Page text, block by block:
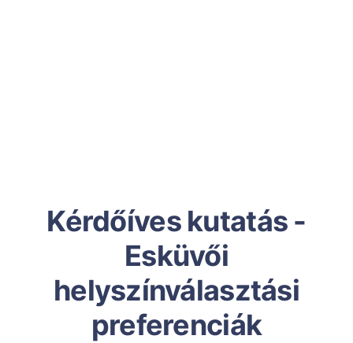
Kérdőíves kutatás -
Esküvői
helyszínválasztási
preferenciák